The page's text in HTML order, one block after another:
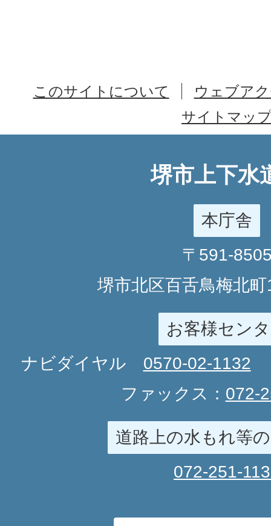
このサイトについて
ウェブア
サイトマッ
堺市上下水
本庁舎
〒591-
堺市北区百舌鳥梅北
お客様セン
ナビダイヤル 0570-02-1132
ファックス： 072-
道路上の水もれ等
072-251-